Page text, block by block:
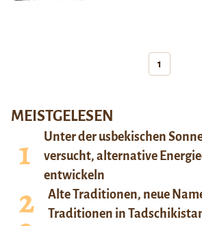
1
MEISTGELESEN
Unter der usbekischen
versucht, alternative
entwickeln
Alte Traditionen, neue
Traditionen in